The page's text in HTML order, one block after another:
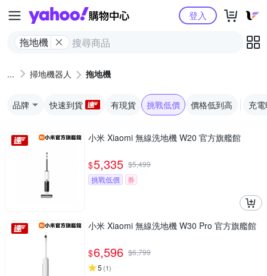
Yahoo購物中心
拖地機
登入
掃地機器人 拖地機
品牌 快速到貨 有現貨 挑戰低價 價格低到高 充
小米 Xiaomi 無線洗地機 W20 官方旗艦館
$5,335 $5,499
挑戰低價
券
小米 Xiaomi 無線洗地機 W30 Pro 官方旗艦館
$6,596 $6,799
5 (1)